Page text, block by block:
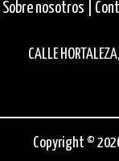
Sobre nosotros |
CALLE
Copyright © 2026